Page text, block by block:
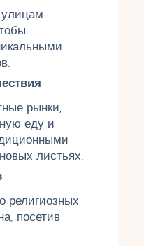
улицам
рынки,
еду и
листьях.
религиозных
посетив